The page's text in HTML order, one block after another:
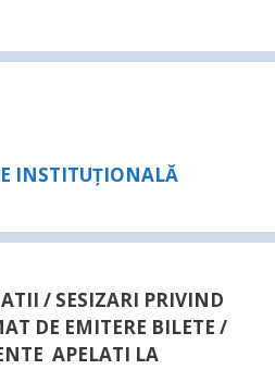
INSTITUȚIONALĂ
/ SESIZARI PRIVIND
DE EMITERE BILETE /
APELATI LA